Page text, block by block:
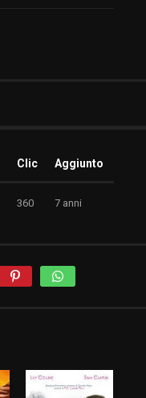
Clic Aggiunto
360 7 anni